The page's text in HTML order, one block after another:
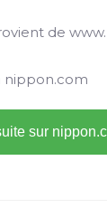
de
nippon.com
sur